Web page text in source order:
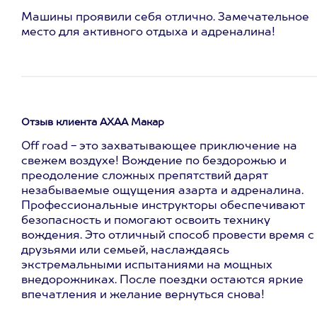
Машины проявили себя отлично. Замечательное
место для активного отдыха и адреналина!
Отзыв клиента АХАА Макар
Off road - это захватывающее приключение на
свежем воздухе! Вождение по бездорожью и
преодоление сложных препятствий дарят
незабываемые ощущения азарта и адреналина.
Профессиональные инструкторы обеспечивают
безопасность и помогают освоить технику
вождения. Это отличный способ провести время с
друзьями или семьей, наслаждаясь
экстремальными испытаниями на мощных
внедорожниках. После поездки остаются яркие
впечатления и желание вернуться снова!